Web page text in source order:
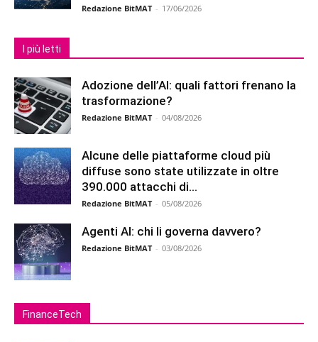
Redazione BitMAT - 17/06/2026
I più letti
Adozione dell’AI: quali fattori frenano la
trasformazione?
Redazione BitMAT - 04/08/2026
Alcune delle piattaforme cloud più
diffuse sono state utilizzate in oltre
390.000 attacchi di...
Redazione BitMAT - 05/08/2026
Agenti AI: chi li governa davvero?
Redazione BitMAT - 03/08/2026
FinanceTech